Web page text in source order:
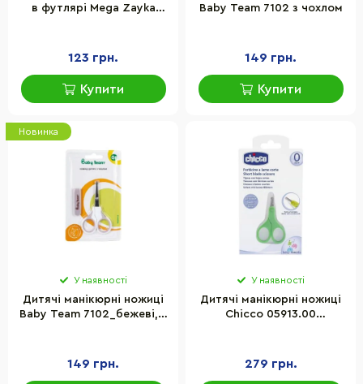
в футлярі Mega Zayka
123 грн.
Купити
Baby Team 7102 з чохлом
149 грн.
Купити
Новинка
У наявності
Дитячі манікюрні ножиці
Baby Team 7102_бежеві, з
149 грн.
У наявності
Дитячі манікюрні ножиці
Chicco 05913.00
279 грн.